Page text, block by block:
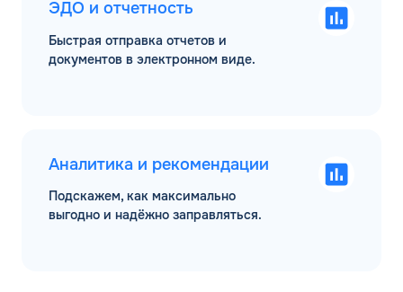
ЭДО и отчетность
Быстрая отправка отчетов и
документов в электронном виде.
Аналитика и рекомендации
Подскажем, как максимально
выгодно и надёжно заправляться.